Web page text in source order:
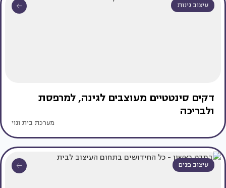
עיצוב גינות
דקים סינטטיים מעוצבים לגינה, למרפסת
ולבריכה
מערכת בית ונוי
עיצוב פנים